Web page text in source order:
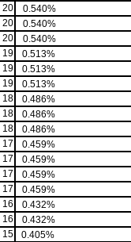
20
0.540%
20
0.540%
20
0.540%
19
0.513%
19
0.513%
19
0.513%
18
0.486%
18
0.486%
18
0.486%
17
0.459%
17
0.459%
17
0.459%
17
0.459%
16
0.432%
16
0.432%
15
0.405%